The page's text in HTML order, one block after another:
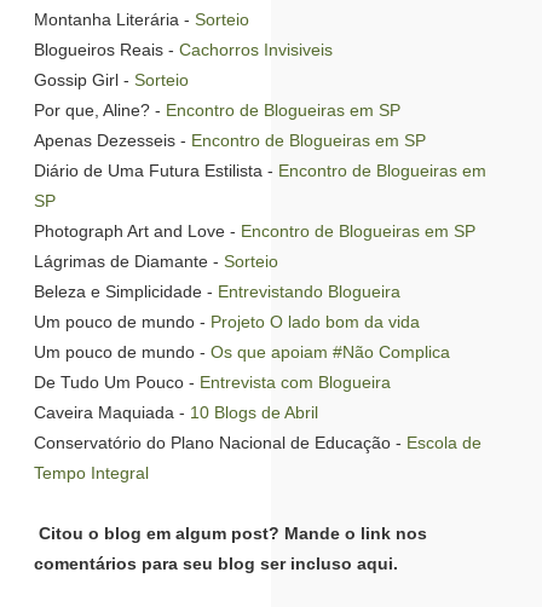
Montanha Literária - Sorteio
Blogueiros Reais - Cachorros Invisiveis
Gossip Girl - Sorteio
Por que, Aline? - Encontro de Blogueiras em SP
Apenas Dezesseis - Encontro de Blogueiras em SP
Diário de Uma Futura Estilista - Encontro de Blogueiras em
SP
Photograph Art and Love - Encontro de Blogueiras em SP
Lágrimas de Diamante - Sorteio
Beleza e Simplicidade - Entrevistando Blogueira
Um pouco de mundo - Projeto O lado bom da vida
Um pouco de mundo - Os que apoiam #Não Complica
De Tudo Um Pouco - Entrevista com Blogueira
Caveira Maquiada - 10 Blogs de Abril
Conservatório do Plano Nacional de Educação - Escola de
Tempo Integral
Citou o blog em algum post? Mande o link nos
comentários para seu blog ser incluso aqui.